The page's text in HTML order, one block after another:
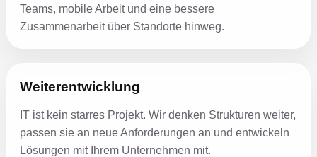
Teams, mobile Arbeit und eine bessere
Zusammenarbeit über Standorte hinweg.
Weiterentwicklung
IT ist kein starres Projekt. Wir denken Strukturen weiter,
passen sie an neue Anforderungen an und entwickeln
Lösungen mit Ihrem Unternehmen mit.